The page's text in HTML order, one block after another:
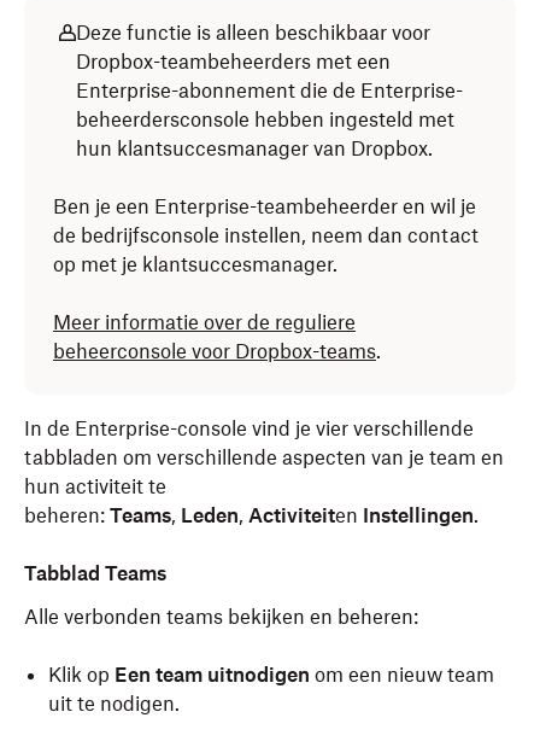
Deze functie is alleen beschikbaar voor
Dropbox-teambeheerders met een
Enterprise-abonnement die de Enterprise-
beheerdersconsole hebben ingesteld met
hun klantsuccesmanager van Dropbox.
Ben je een Enterprise-teambeheerder en wil je
de bedrijfsconsole instellen, neem dan contact
op met je klantsuccesmanager.
Meer informatie over de reguliere
beheerconsole voor Dropbox-teams.
In de Enterprise-console vind je vier verschillende
tabbladen om verschillende aspecten van je team en
hun activiteit te
beheren: Teams, Leden, Activiteiten Instellingen.
Tabblad Teams
Alle verbonden teams bekijken en beheren:
Klik op Een team uitnodigen om een nieuw team
uit te nodigen.